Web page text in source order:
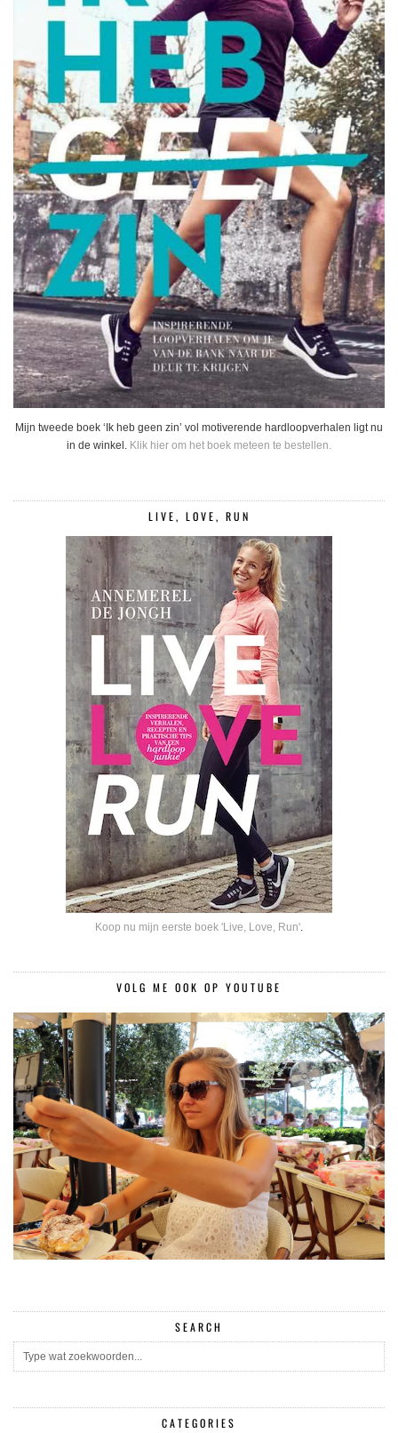
Mijn tweede boek ‘Ik heb geen zin’ vol motiverende hardloopverhalen ligt nu
in de winkel. Klik hier om het boek meteen te bestellen.
LIVE, LOVE, RUN
Koop nu mijn eerste boek 'Live, Love, Run'
VOLG ME OOK OP YOUTUBE
SEARCH
CATEGORIES